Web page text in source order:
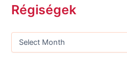
Régiségek